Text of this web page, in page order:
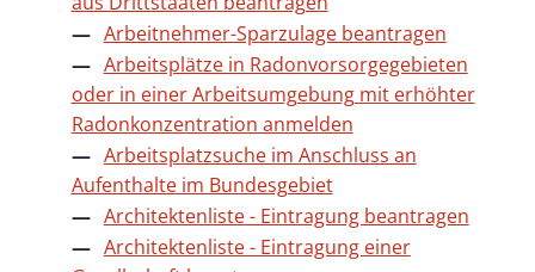
Arbeitnehmer-Sparzulage beantragen
Arbeitsplätze in Radonvorsorgegebieten
oder in einer Arbeitsumgebung mit erhöhter
Radonkonzentration anmelden
Arbeitsplatzsuche im Anschluss an
Aufenthalte im Bundesgebiet
Architektenliste - Eintragung beantragen
Architektenliste - Eintragung einer